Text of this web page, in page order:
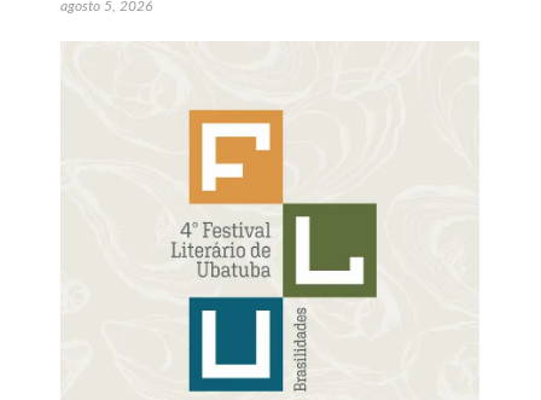
agosto 5, 2026